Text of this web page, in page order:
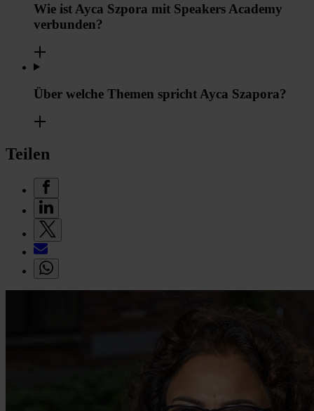
Wie ist Ayca Szpora mit Speakers Academy
verbunden?
Über welche Themen spricht Ayca Szapora?
Teilen